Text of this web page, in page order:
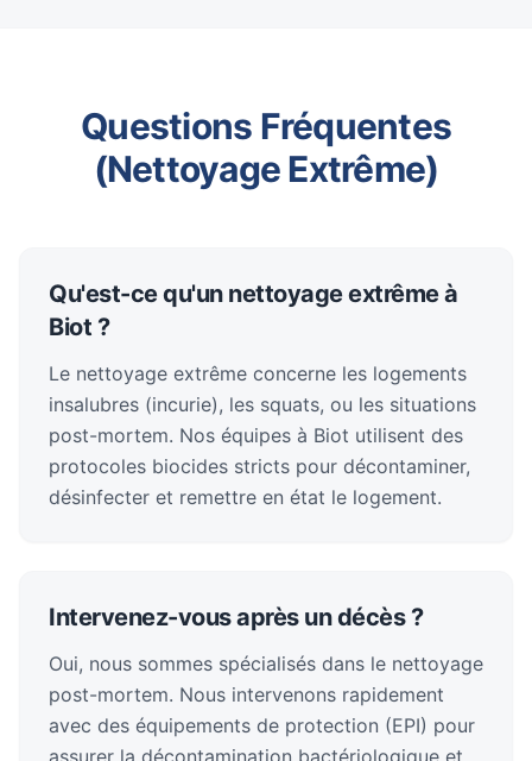
Questions Fréquentes
(Nettoyage Extrême)
Qu'est-ce qu'un nettoyage extrême à
Biot ?
Le nettoyage extrême concerne les logements
insalubres (incurie), les squats, ou les situations
post-mortem. Nos équipes à Biot utilisent des
protocoles biocides stricts pour décontaminer,
désinfecter et remettre en état le logement.
Intervenez-vous après un décès ?
Oui, nous sommes spécialisés dans le nettoyage
post-mortem. Nous intervenons rapidement
avec des équipements de protection (EPI) pour
assurer la décontamination bactériologique et